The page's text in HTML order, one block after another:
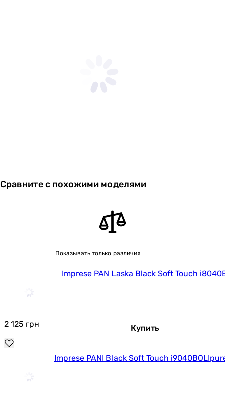
Сравните с похожими моделями
Показывать только различия
Imprese PAN Laska Black Soft Touch
2 125 грн Купить
Imprese PANI Black Soft Touch